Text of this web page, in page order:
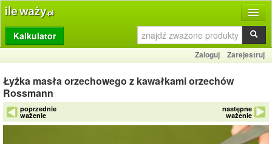
Produkty
Dziennik
Przelicznik
Porównywarka
Kalkulator
Zaloguj Zarejestruj
Łyżka masła orzechowego z kawałkami orzechów
Rossmann
poprzednie
ważenie
następne
ważenie